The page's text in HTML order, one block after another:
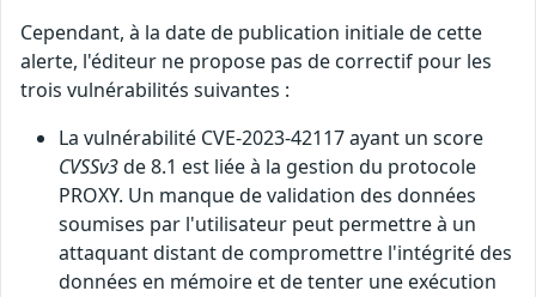
Cependant, à la date de publication initiale de cette
alerte, l'éditeur ne propose pas de correctif pour les
trois vulnérabilités suivantes :
La vulnérabilité CVE-2023-42117 ayant un score
CVSSv3de 8.1 est liée à la gestion du protocole
PROXY. Un manque de validation des données
soumises par l'utilisateur peut permettre à un
attaquant distant de compromettre l'intégrité des
données en mémoire et de tenter une exécution